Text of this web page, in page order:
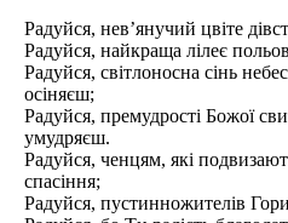
Радуйся, нев’янучий цвіте
Радуйся, найкраща лілеє
Радуйся, світлоносна сінь
осіняєш;
Радуйся, премудрості Божої
умудряєш.
Радуйся, ченцям, які
спасіння;
Радуйся, пустинножителів